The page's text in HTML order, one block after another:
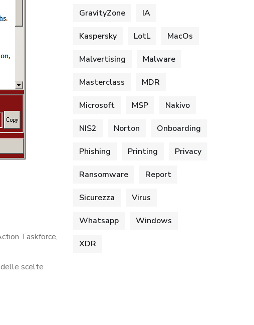
Taskforce,
delle scelte
GravityZone IA
Kaspersky LotL MacOs
Malvertising Malware
Masterclass MDR
Microsoft MSP Nakivo
NIS2 Norton Onboarding
Phishing Printing Privacy
Ransomware Report
Sicurezza Virus
Whatsapp Windows
XDR